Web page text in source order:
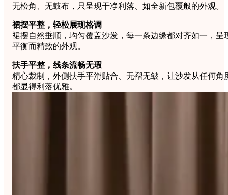
无松角、无鼓布，只呈现干净利落、如全新包覆般的外观。
裙摆平整，轻松展现格调
裙摆自然垂顺，均匀覆盖沙发，每一条边缘都对齐如一，呈
平衡而精致的外观。
扶手平整，线条流畅无瑕
精心裁制，外侧扶手平滑贴合、无褶无皱，让沙发从任何角
都显得利落优雅。